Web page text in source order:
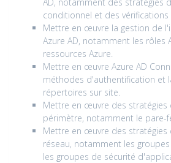
conditionnel et des vérifications
Mettre en œuvre la gestion de
Azure AD, notamment les rôles
ressources Azure.
Mettre en œuvre Azure AD
méthodes d'authentification et
répertoires sur site.
Mettre en œuvre des stratégies
périmètre, notamment le pare-
Mettre en œuvre des stratégies
réseau, notamment les
les groupes de sécurité